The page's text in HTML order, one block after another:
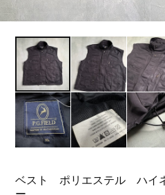
ベスト ポリエステル ハイ